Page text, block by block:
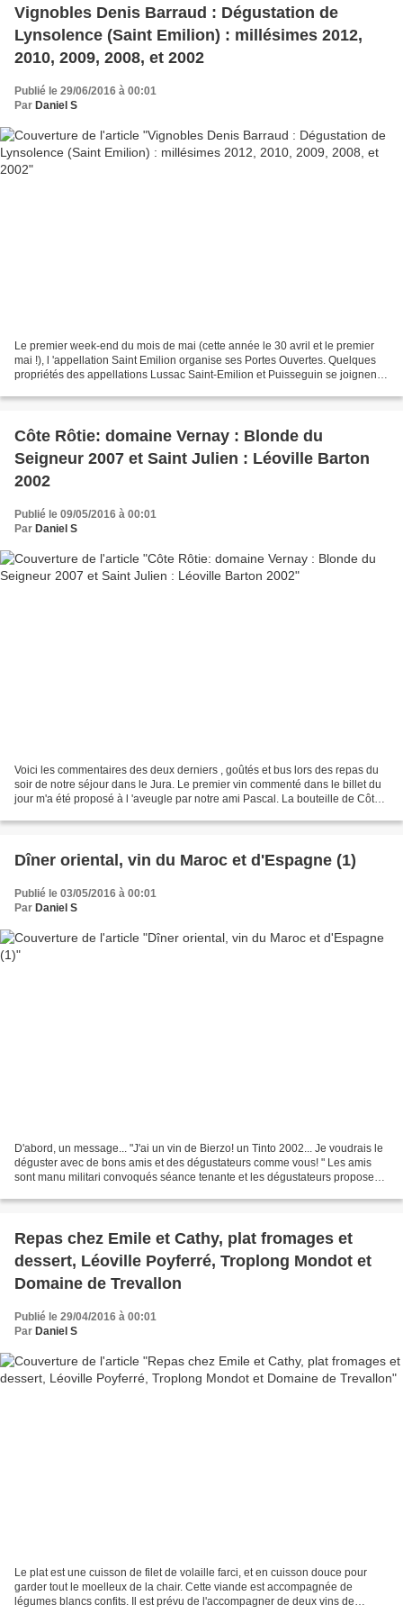
Vignobles Denis Barraud : Dégustation de
Lynsolence (Saint Emilion) : millésimes 2012,
2010, 2009, 2008, et 2002
Publié le 29/06/2016 à 00:01
Par Daniel S
Le premier week-end du mois de mai (cette année le 30 avril et le premier
mai !), l 'appellation Saint Emilion organise ses Portes Ouvertes. Quelques
propriétés des appellations Lussac Saint-Emilion et Puisseguin se joignent à
Côte Rôtie: domaine Vernay : Blonde du
Seigneur 2007 et Saint Julien : Léoville Barton
2002
Publié le 09/05/2016 à 00:01
Par Daniel S
Voici les commentaires des deux derniers , goûtés et bus lors des repas du
soir de notre séjour dans le Jura. Le premier vin commenté dans le billet du
jour m'a été proposé à l 'aveugle par notre ami Pascal. La bouteille de Côte
Dîner oriental, vin du Maroc et d'Espagne (1)
Publié le 03/05/2016 à 00:01
Par Daniel S
D'abord, un message... "J'ai un vin de Bierzo! un Tinto 2002... Je voudrais le
déguster avec de bons amis et des dégustateurs comme vous! " Les amis
sont manu militari convoqués séance tenante et les dégustateurs proposent
Repas chez Emile et Cathy, plat fromages et
dessert, Léoville Poyferré, Troplong Mondot et
Domaine de Trevallon
Publié le 29/04/2016 à 00:01
Par Daniel S
Le plat est une cuisson de filet de volaille farci, et en cuisson douce pour
garder tout le moelleux de la chair. Cette viande est accompagnée de
légumes blancs confits. Il est prévu de l'accompagner de deux vins de